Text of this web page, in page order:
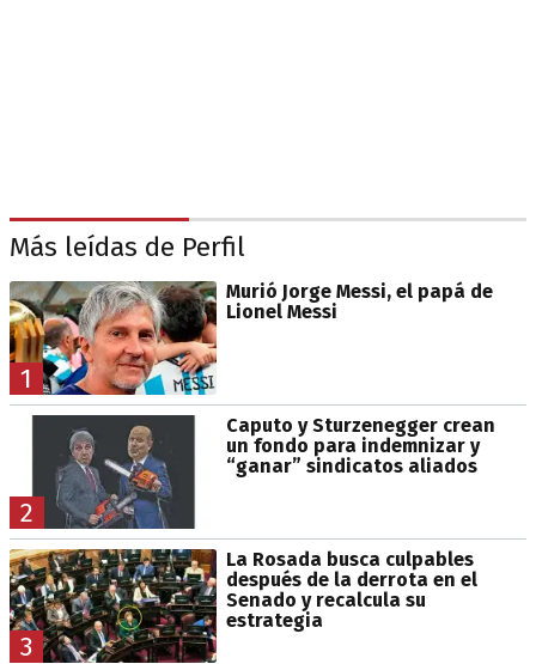
Más leídas de Perfil
1
Murió Jorge Messi, el papá de
Lionel Messi
2
Caputo y Sturzenegger crean
un fondo para indemnizar y
“ganar” sindicatos aliados
3
La Rosada busca culpables
después de la derrota en el
Senado y recalcula su
estrategia